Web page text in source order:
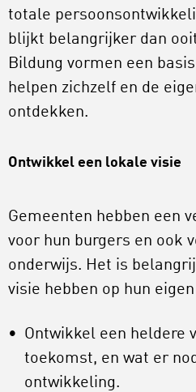
totale
blijkt belangrijker dan
Bildung vormen een
helpen zichzelf en de
ontdekken.
Ontwikkel een lokale visie
Gemeenten hebben een
voor hun burgers en ook
onderwijs. Het is
visie hebben op hun
Ontwikkel een heldere
toekomst, en wat er
ontwikkeling.